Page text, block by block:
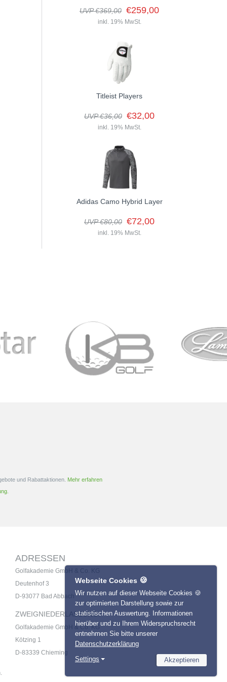
UVP €369,00 €259,00
inkl. 19% MwSt.
Titleist Players
UVP €36,00 €32,00
inkl. 19% MwSt.
Adidas Camo Hybrid Layer
UVP €80,00 €72,00
inkl. 19% MwSt.
und Rabattaktionen. Mehr erfahren
ADRESSEN
Golfakademie GmbH & Co. KG
Deutenhof 3
D-93077 Bad Abbach
ZWEIGNIEDERLASSUNG:
Golfakademie GmbH & Co. KG
Kötzing 1
D-83339 Chieming
Webseite Cookies 🍪
Wir nutzen auf dieser Webseite Cookies 🍪
zur optimierten Darstellung sowie zur
statistischen Auswertung. Informationen
hierüber und zu Ihrem Widerspruchsrecht
entnehmen Sie bitte unserer
Datenschutzerklärung
Settings
Akzeptieren